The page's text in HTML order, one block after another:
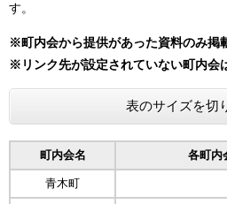
す。
※町内会から提供があった資料のみ掲
​※リンク先が設定されていない町内会
表のサイズを切
町内会名 各町内
青木町